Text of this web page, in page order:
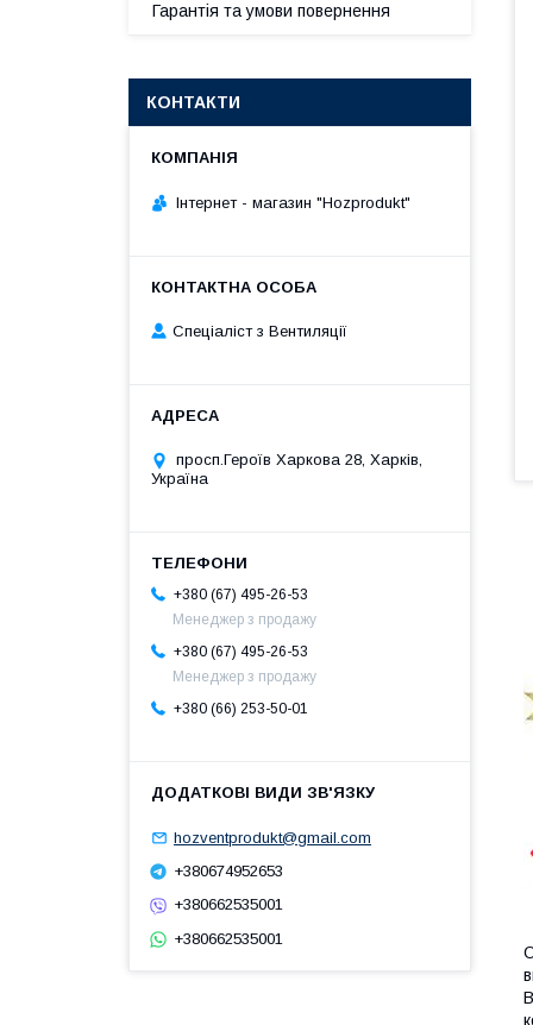
Гарантія та умови повернення
КОНТАКТИ
Інтернет - магазин "Hozprodukt"
Спеціаліст з Вентиляції
просп.Героїв Харкова 28, Харків,
Україна
+380 (67) 495-26-53
Менеджер з продажу
+380 (67) 495-26-53
Менеджер з продажу
+380 (66) 253-50-01
hozventprodukt@gmail.com
+380674952653
+380662535001
+380662535001